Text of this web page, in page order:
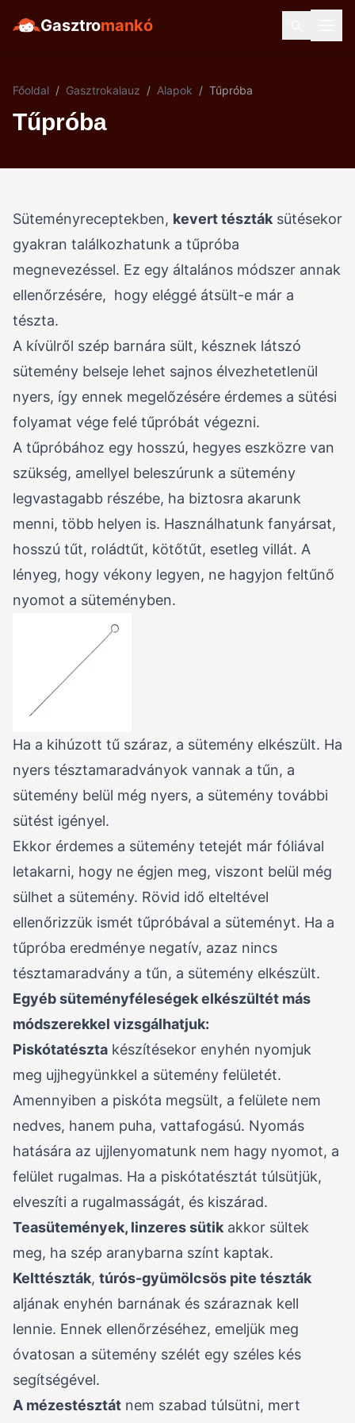
Gasztromankó
Főoldal / Gasztrokalauz / Alapok / Tűpróba
Tűpróba
Süteményreceptekben, kevert tészták sütésekor
gyakran találkozhatunk a tűpróba
megnevezéssel. Ez egy általános módszer annak
ellenőrzésére, hogy eléggé átsült-e már a
tészta.
A kívülről szép barnára sült, késznek látszó
sütemény belseje lehet sajnos élvezhetetlenül
nyers, így ennek megelőzésére érdemes a sütési
folyamat vége felé tűpróbát végezni.
A tűpróbához egy hosszú, hegyes eszközre van
szükség, amellyel beleszúrunk a sütemény
legvastagabb részébe, ha biztosra akarunk
menni, több helyen is. Használhatunk fanyársat,
hosszú tűt, roládtűt, kötőtűt, esetleg villát. A
lényeg, hogy vékony legyen, ne hagyjon feltűnő
nyomot a süteményben.
Ha a kihúzott tű száraz, a sütemény elkészült. Ha
nyers tésztamaradványok vannak a tűn, a
sütemény belül még nyers, a sütemény további
sütést igényel.
Ekkor érdemes a sütemény tetejét már fóliával
letakarni, hogy ne égjen meg, viszont belül még
sülhet a sütemény. Rövid idő elteltével
ellenőrizzük ismét tűpróbával a süteményt. Ha a
tűpróba eredménye negatív, azaz nincs
tésztamaradvány a tűn, a sütemény elkészült.
Egyéb süteményféleségek elkészültét más
módszerekkel vizsgálhatjuk:
Piskótatészta készítésekor enyhén nyomjuk
meg ujjhegyünkkel a sütemény felületét.
Amennyiben a piskóta megsült, a felülete nem
nedves, hanem puha, vattafogású. Nyomás
hatására az ujjlenyomatunk nem hagy nyomot, a
felület rugalmas. Ha a piskótatésztát túlsütjük,
elveszíti a rugalmasságát, és kiszárad.
Teasütemények, linzeres sütik akkor sültek
meg, ha szép aranybarna színt kaptak.
Kelttészták, túrós-gyümölcsös pite tészták
aljának enyhén barnának és száraznak kell
lennie. Ennek ellenőrzéséhez, emeljük meg
óvatosan a sütemény szélét egy széles kés
segítségével.
A mézestésztát nem szabad túlsütni, mert